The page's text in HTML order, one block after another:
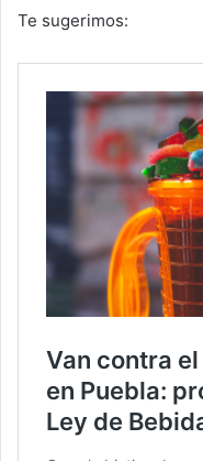
Te sugerimos: